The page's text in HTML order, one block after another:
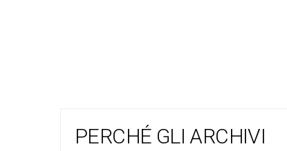
PERCHÉ GLI ARCHIVI